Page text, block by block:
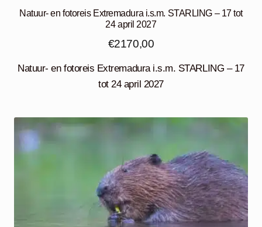
Natuur- en fotoreis Extremadura i.s.m. STARLING – 17 tot
24 april 2027
€2170,00
Natuur- en fotoreis Extremadura i.s.m. STARLING – 17
tot 24 april 2027